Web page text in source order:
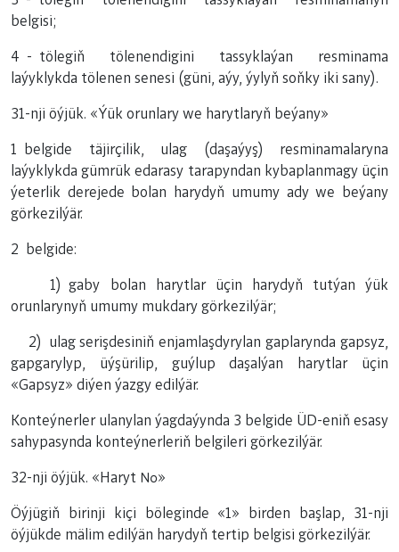
belgisi;
4 - tölegiň tölenendigini tassyklaýan resminama
laýyklykda tölenen senesi (güni, aýy, ýylyň soňky iki sany).
31-nji öýjük. «Ýük orunlary we harytlaryň beýany»
1 belgide täjirçilik, ulag (daşaýyş) resminamalaryna
laýyklykda gümrük edarasy tarapyndan kybaplanmagy üçin
ýeterlik derejede bolan harydyň umumy ady we beýany
görkezilýär.
2 belgide:
1) gaby bolan harytlar üçin harydyň tutýan ýük
orunlarynyň umumy mukdary görkezilýär;
2) ulag serişdesiniň enjamlaşdyrylan gaplarynda gapsyz,
gapgarylyp, üýşürilip, guýlup daşalýan harytlar üçin
«Gapsyz» diýen ýazgy edilýär.
Konteýnerler ulanylan ýagdaýynda 3 belgide ÜD-eniň esasy
sahypasynda konteýnerleriň belgileri görkezilýär.
32-nji öýjük. «Haryt №»
Öýjügiň birinji kiçi böleginde «1» birden başlap, 31-nji
öýjükde mälim edilýän harydyň tertip belgisi görkezilýär.